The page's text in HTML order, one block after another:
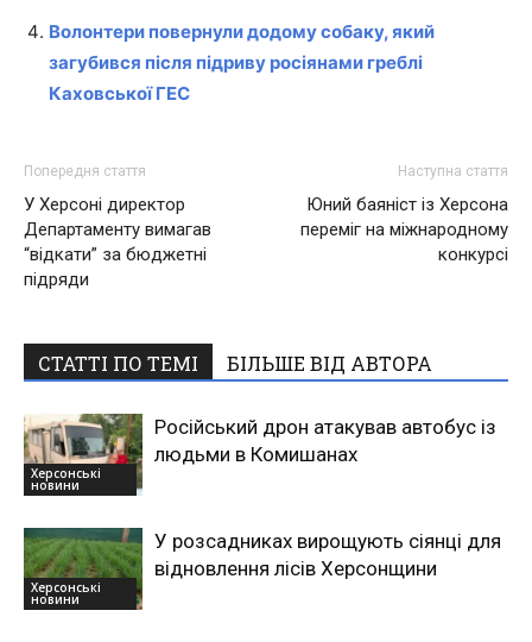
Волонтери повернули додому собаку, який
загубився після підриву росіянами греблі
Каховської ГЕС
Попередня стаття
У Херсоні директор
Департаменту вимагав
“відкати” за бюджетні
підряди
Наступна стаття
Юний баяніст із Херсона
переміг на міжнародному
конкурсі
СТАТТІ ПО ТЕМІ БІЛЬШЕ ВІД АВТОРА
Херсонські
новини
Російський дрон атакував автобус із
людьми в Комишанах
Херсонські
новини
У розсадниках вирощують сіянці для
відновлення лісів Херсонщини